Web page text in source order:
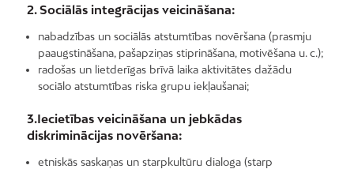
2. Sociālās integrācijas veicināšana:
nabadzības un sociālās atstumtības novēršana (prasmju
paaugstināšana, pašapziņas stiprināšana, motivēšana u. c.);
radošas un lietderīgas brīvā laika aktivitātes dažādu
sociālo atstumtības riska grupu iekļaušanai;
3.Iecietības veicināšana un jebkādas
diskriminācijas novēršana:
etniskās saskaņas un starpkultūru dialoga (starp